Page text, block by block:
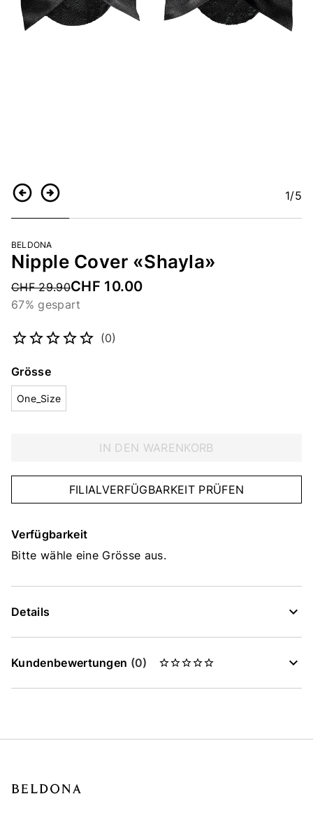
ZurückWeiter 1/5
BELDONA
Nipple Cover «Shayla»
Price reduced from
CHF 29.90CHF 10.00
67% gespart
(0)
Grösse
One_Size
IN DEN WARENKORB
FILIALVERFÜGBARKEIT PRÜFEN
Verfügbarkeit
Bitte wähle eine Grösse aus.
Details
Kundenbewertungen (0)